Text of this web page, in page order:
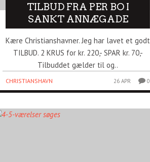
TILBUD FRA PER BO I
SANKT ANNÆGADE
Kære Christianshavner. Jeg har lavet et godt
TILBUD. 2 KRUS for kr. 220,- SPAR kr. 70,-
Tilbuddet gælder til og..
CHRISTIANSHAVN 26 APR 0